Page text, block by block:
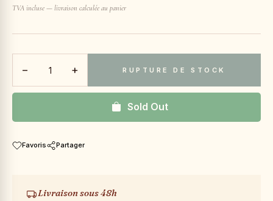
TVA incluse — livraison calculée au panier
− + RUPTURE DE STOCK
Sold Out
Favoris Partager
Livraison sous 48h